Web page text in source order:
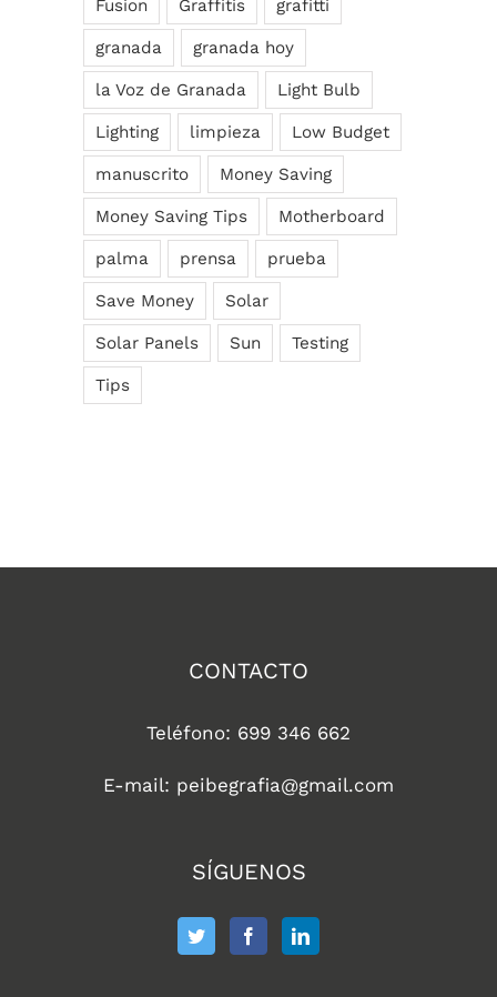
Fusion Graffitis grafitti
granada granada hoy
la Voz de Granada Light Bulb
Lighting limpieza Low Budget
manuscrito Money Saving
Money Saving Tips Motherboard
palma prensa prueba
Save Money Solar
Solar Panels Sun Testing
Tips
CONTACTO
Teléfono: 699 346 662
E-mail: peibegrafia@gmail.com
SÍGUENOS